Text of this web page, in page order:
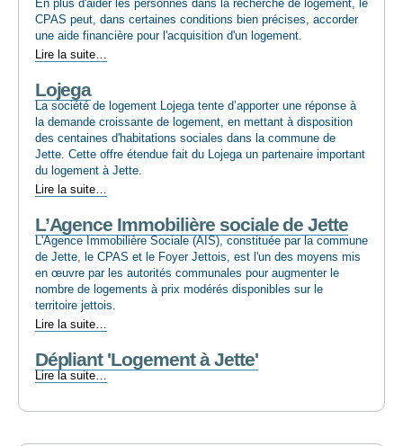
En plus d'aider les personnes dans la recherche de logement, le
CPAS peut, dans certaines conditions bien précises, accorder
une aide financière pour l'acquisition d'un logement.
Aide
logement
-
Lire la suite…
Lojega
La société de logement Lojega tente d’apporter une réponse à
la demande croissante de logement, en mettant à disposition
des centaines d'habitations sociales dans la commune de
Jette. Cette offre étendue fait du Lojega un partenaire important
du logement à Jette.
Lojega
Lire la suite…
L’Agence Immobilière sociale de Jette
L'Agence Immobilière Sociale (AIS), constituée par la commune
de Jette, le CPAS et le Foyer Jettois, est l'un des moyens mis
en œuvre par les autorités communales pour augmenter le
nombre de logements à prix modérés disponibles sur le
territoire jettois.
L’Agence
sociale
de
Lire la suite…
Dépliant 'Logement à Jette'
Dépliant
Lire la suite…